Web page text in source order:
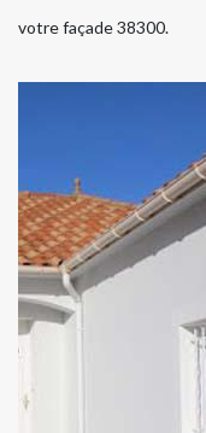
votre façade 38300.